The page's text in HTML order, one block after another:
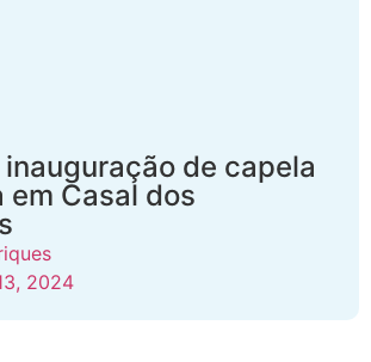
inauguração de capela
em Casal dos
2024